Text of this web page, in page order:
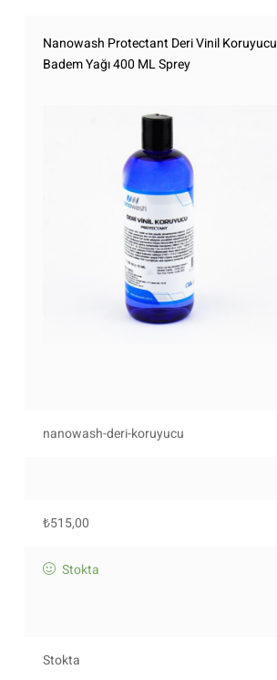
Nanowash Protectant Deri Vinil Koruyucu
Badem Yağı 400 ML Sprey
nanowash-deri-koruyucu
₺515,00
Stokta
Stokta